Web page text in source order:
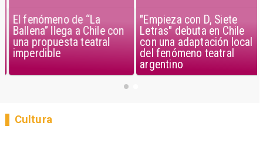
El fenómeno de “La
Ballena” llega a Chile con
una propuesta teatral
imperdible
"Empieza con D, Siete
Letras" debuta en Chile
con una adaptación local
del fenómeno teatral
argentino
Cultura